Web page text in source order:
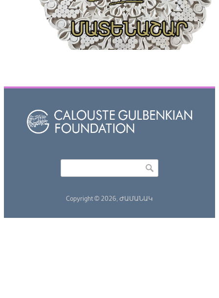
Copyright © 2026, ԺԱՄԱՆԱԿ